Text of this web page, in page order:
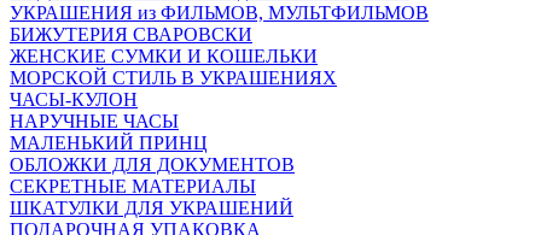
УКРАШЕНИЯ из ФИЛЬМОВ, МУЛЬТФИЛЬМОВ
БИЖУТЕРИЯ СВАРОВСКИ
ЖЕНСКИЕ СУМКИ И КОШЕЛЬКИ
МОРСКОЙ СТИЛЬ В УКРАШЕНИЯХ
ЧАСЫ-КУЛОН
НАРУЧНЫЕ ЧАСЫ
МАЛЕНЬКИЙ ПРИНЦ
ОБЛОЖКИ ДЛЯ ДОКУМЕНТОВ
СЕКРЕТНЫЕ МАТЕРИАЛЫ
ШКАТУЛКИ ДЛЯ УКРАШЕНИЙ
ПОДАРОЧНАЯ УПАКОВКА